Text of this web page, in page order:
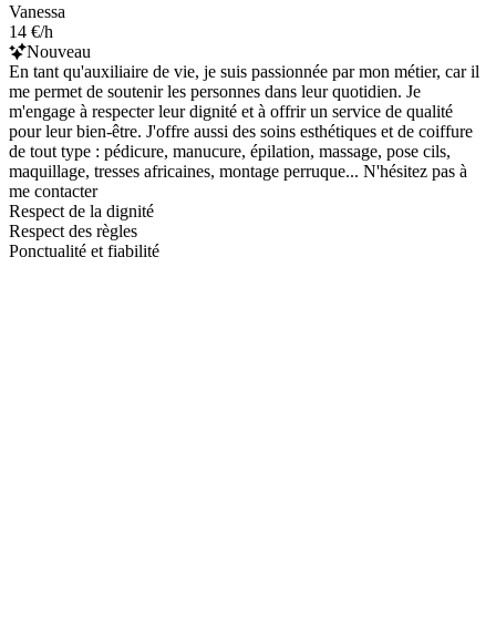
Vanessa
14 €/h
Nouveau
En tant qu'auxiliaire de vie, je suis passionnée par mon métier, car il
me permet de soutenir les personnes dans leur quotidien. Je
m'engage à respecter leur dignité et à offrir un service de qualité
pour leur bien-être. J'offre aussi des soins esthétiques et de coiffure
de tout type : pédicure, manucure, épilation, massage, pose cils,
maquillage, tresses africaines, montage perruque... N'hésitez pas à
me contacter
Respect de la dignité
Respect des règles
Ponctualité et fiabilité